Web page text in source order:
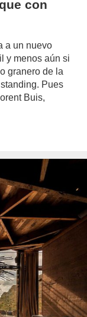
con
a un nuevo
y menos aún si
granero de la
Pues
Buis,
author/redaccion/